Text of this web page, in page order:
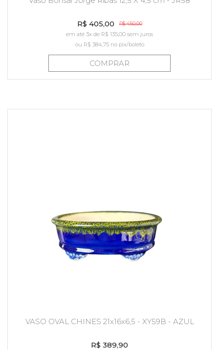
R$ 405,00 R$ 450,00
em até 3x de R$ 135,00 sem juros
ou R$ 384,75no pix/boleto
COMPRAR
VASO OVAL CHINES 21x16x6,5 - XY59B - AZUL
R$ 389,90